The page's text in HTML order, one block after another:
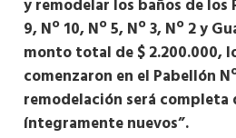
y remodelar los baños de los
9, Nº 10, Nº 5, Nº 3, Nº 2 y
monto total de $ 2.200.000,
comenzaron en el Pabellón
remodelación será completa
íntegramente nuevos”.